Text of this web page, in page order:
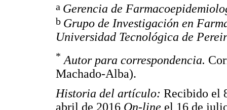
a Gerencia de
b Grupo de Investigación en
Universidad Tecnológica de
* Autor para correspondencia.
Machado-Alba).
Historia del artículo: Recibido el
abril de 2016 On-line el 16 de